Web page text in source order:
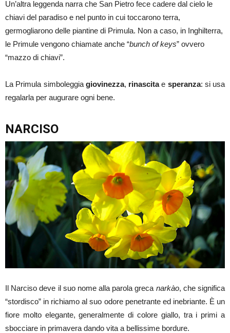
Un’altra leggenda narra che San Pietro fece cadere dal cielo le
chiavi del paradiso e nel punto in cui toccarono terra,
germogliarono delle piantine di Primula. Non a caso, in Inghilterra,
le Primule vengono chiamate anche “bunch of keys” ovvero
“mazzo di chiavi”.
La Primula simboleggia giovinezza, rinascitae speranza: si usa
regalarla per augurare ogni bene.
NARCISO
Il Narciso deve il suo nome alla parola greca narkào, che significa
“stordisco” in richiamo al suo odore penetrante ed inebriante. È un
fiore molto elegante, generalmente di colore giallo, tra i primi a
sbocciare in primavera dando vita a bellissime bordure.